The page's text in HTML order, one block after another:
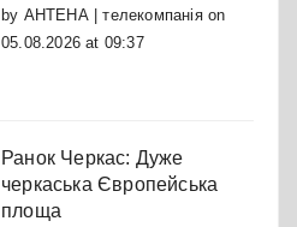
by АНТЕНА | телекомпаніяon
05.08.2026 at 09:37
Ранок Черкас: Дуже
черкаська Європейська
площа